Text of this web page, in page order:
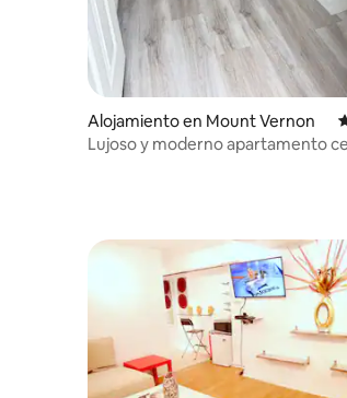
Alojamiento en Mount Vernon
Lujoso y moderno apartamento